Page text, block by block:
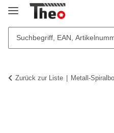
Zurück zur Liste Metall-